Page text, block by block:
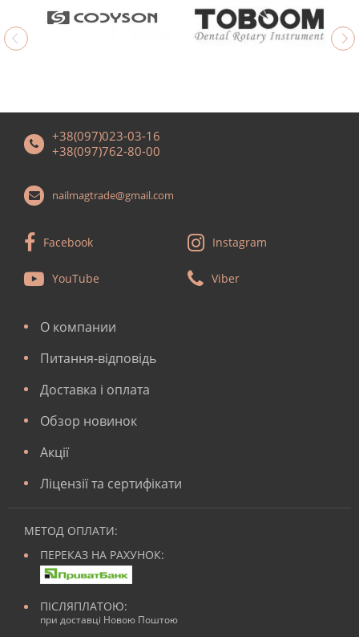
+38(097)023-03-16
+38(097)762-80-00
nailmagtrade@gmail.com
Facebook Instagram
YouTube Viber
О компании
Питання-відповідь
Доставка і оплата
Обзор новинок
Акції
Ліцензії та сертифікати
МЕТОД ОПЛАТИ:
ПЕРЕКАЗ НА РАХУНОК:
ПІСЛЯПЛАТОЮ:
при доставці Новою Поштою